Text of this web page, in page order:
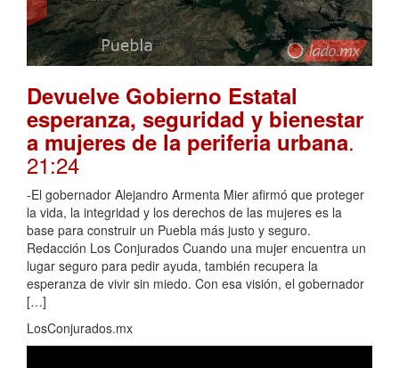
Devuelve Gobierno Estatal
esperanza, seguridad y bienestar
a mujeres de la periferia urbana.
21:24
-El gobernador Alejandro Armenta Mier afirmó que proteger
la vida, la integridad y los derechos de las mujeres es la
base para construir un Puebla más justo y seguro.
Redacción Los Conjurados Cuando una mujer encuentra un
lugar seguro para pedir ayuda, también recupera la
esperanza de vivir sin miedo. Con esa visión, el gobernador
[…]
LosConjurados.mx